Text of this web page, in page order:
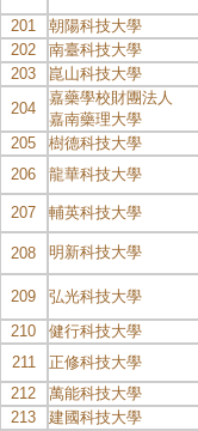
201
朝陽科技大學
202
南臺科技大學
203
崑山科技大學
204
嘉藥學校財團法人
嘉南藥理大學
205
樹德科技大學
206
龍華科技大學
207 輔英科技大學
208 明新科技大學
209
弘光科技大學
210
健行科技大學
211
正修科技大學
212
萬能科技大學
213
建國科技大學